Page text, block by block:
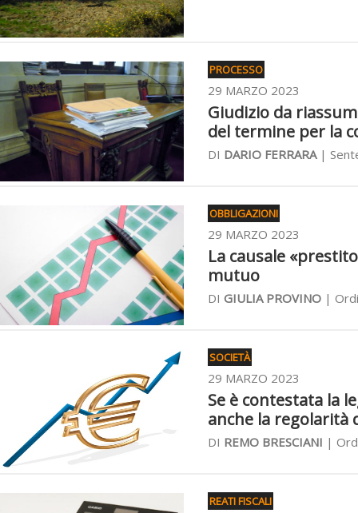
PROCESSO
29 MARZO 2023
Giudizio da
del termine per la
DI DARIO FERRARA|
OBBLIGAZIONI
29 MARZO 2023
La causale
mutuo
DI GIULIA PROVINO |
SOCIETÀ
29 MARZO 2023
Se è contestata la
anche la regolarità
DI REMO BRESCIANI |
REATI FISCALI